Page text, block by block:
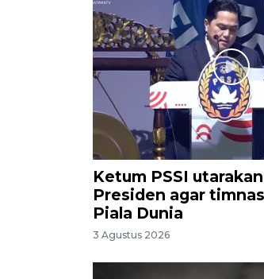
Ketum PSSI
Presiden agar
Piala Dunia
3 Agustus 2026